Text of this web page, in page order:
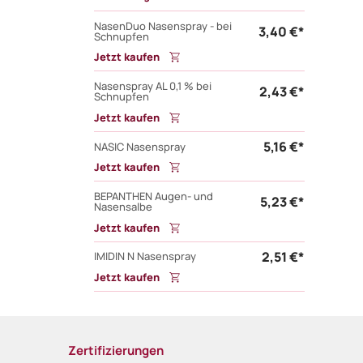
NasenDuo Nasenspray - bei
Schnupfen 3,40 €*
Jetzt kaufen
Nasenspray AL 0,1 % bei
Schnupfen 2,43 €*
Jetzt kaufen
NASIC Nasenspray
5,16 €*
Jetzt kaufen
BEPANTHEN Augen- und
Nasensalbe 5,23 €*
Jetzt kaufen
IMIDIN N Nasenspray
2,51 €*
Jetzt kaufen
Zertifizierungen